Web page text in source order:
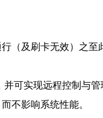
（及刷卡无效）之至
可实现远程控制与管
不影响系统性能。